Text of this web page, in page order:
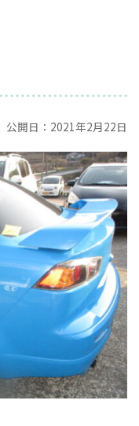
公開日：2021年2月22日